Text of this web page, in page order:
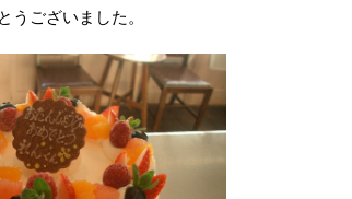
うございました。